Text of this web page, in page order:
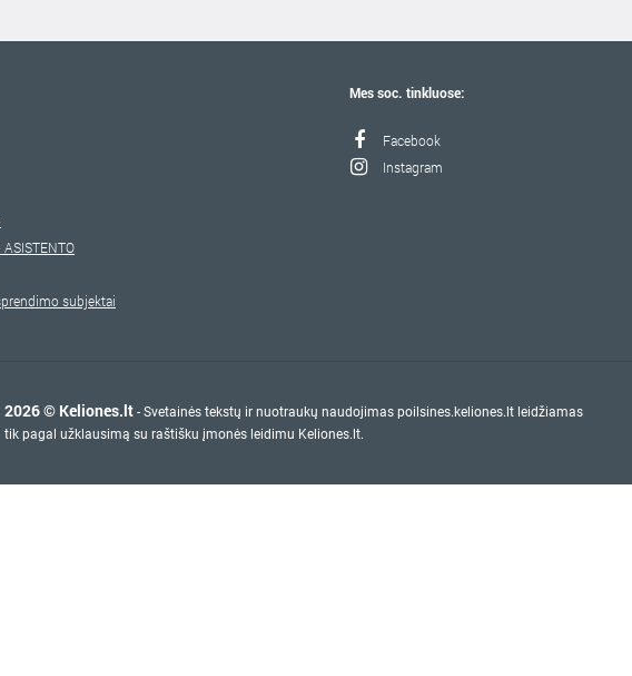
subjektai
Mes soc. tinkluose:
Facebook
Instagram
2026 © Keliones.lt - Svetainės tekstų ir nuotraukų naudojimas poilsines.keliones.lt leidžiamas
tik pagal užklausimą su raštišku įmonės leidimu Keliones.lt.